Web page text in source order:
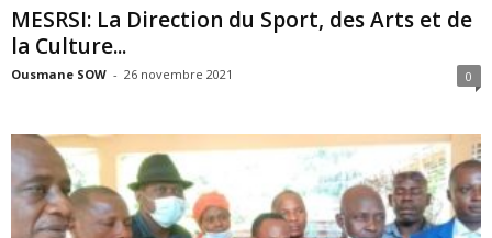
MESRSI: La Direction du Sport, des Arts et de
la Culture...
Ousmane SOW - 26 novembre 2021 0